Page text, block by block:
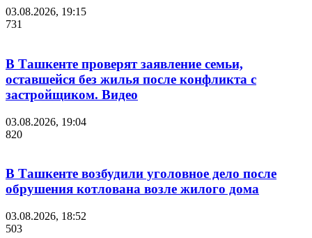
03.08.2026, 19:15
731
В Ташкенте проверят заявление семьи,
оставшейся без жилья после конфликта с
застройщиком. Видео
03.08.2026, 19:04
820
В Ташкенте возбудили уголовное дело после
обрушения котлована возле жилого дома
03.08.2026, 18:52
503